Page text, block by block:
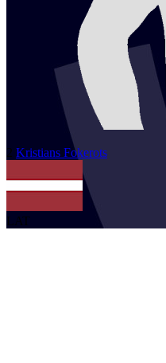
2 Kristians Fokerots
LAT